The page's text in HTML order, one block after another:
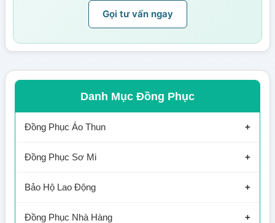
Danh Mục Đồng Phục
Đồng Phục Áo Thun
Áo Thun Công Ty
Áo Thun Công Nhân
Đồng Phục Sơ Mi
Sơ Mi Công Ty
Sơ Mi Nhà Hàng
Bảo Hộ Lao Động
Bảo Hộ Công Nhân
Đồng Phục Nhà Hàng
Gọi tư vấn ngay